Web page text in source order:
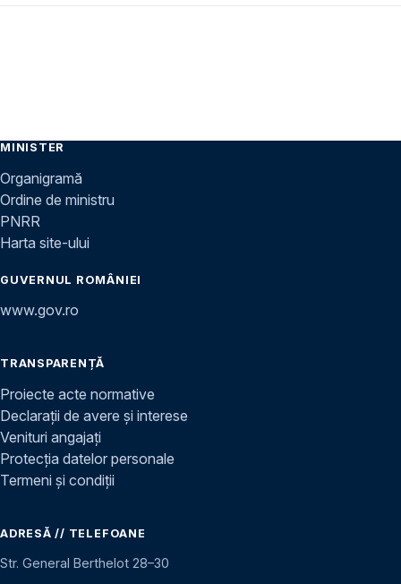
MINISTER
Organigramă
Ordine de ministru
PNRR
Harta site-ului
GUVERNUL ROMÂNIEI
www.gov.ro
TRANSPARENȚĂ
Proiecte acte normative
Declarații de avere și interese
Venituri angajați
Protecția datelor personale
Termeni și condiții
ADRESĂ // TELEFOANE
Str. General Berthelot 28–30